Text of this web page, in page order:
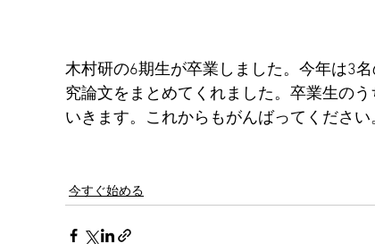
木村研の6期生が卒業しました。今年は3
究論文をまとめてくれました。卒業生の
いきます。これからもがんばってください
今すぐ始める